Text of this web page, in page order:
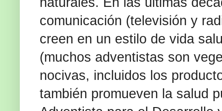
comunicación (televisión y
creen en un estilo de vida
(muchos adventistas son
nocivas, incluidos los
también promueven la salud